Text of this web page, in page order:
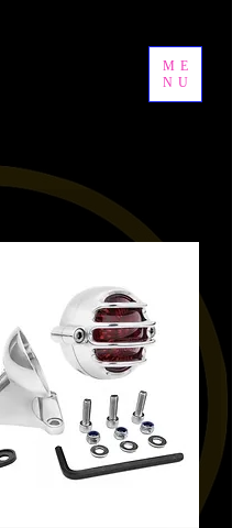
ME
NU